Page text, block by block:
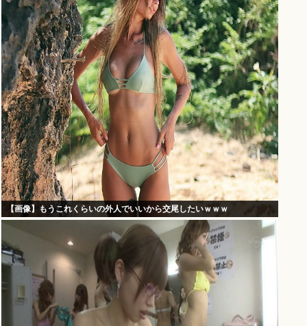
【画像】もうこれくらいの外人でいいから交尾したいｗｗｗ